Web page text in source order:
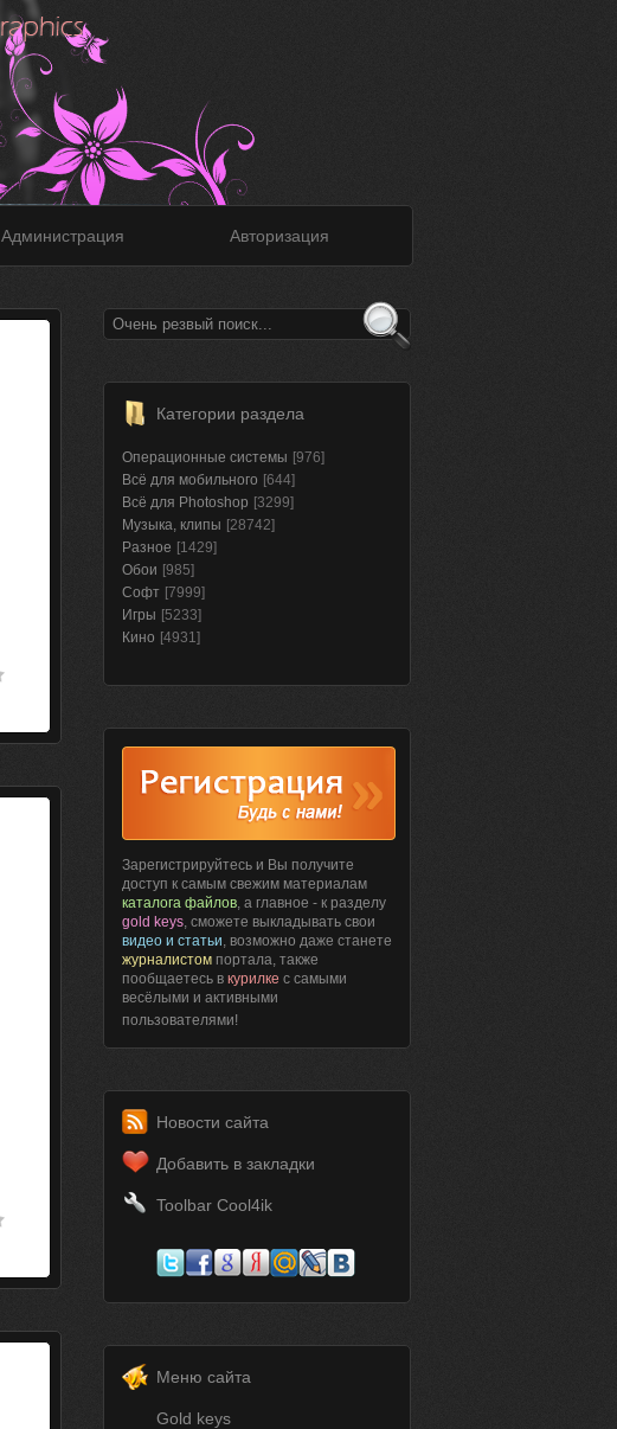
Администрация Авторизация
Категории раздела
Операционные системы [976]
Всё для мобильного [644]
Всё для Photoshop [3299]
Музыка, клипы [28742]
Разное [1429]
Обои [985]
Софт [7999]
Игры [5233]
Кино [4931]
Зарегистрируйтесь и Вы получите
доступ к самым свежим материалам
каталога файлов, а главное - к разделу
gold keys, сможете выкладывать свои
видео и статьи, возможно даже станете
журналистом портала, также
пообщаетесь в курилке с самыми
весёлыми и активными
пользователями!
Новости сайта
Добавить в закладки
Toolbar Cool4ik
Меню сайта
Gold keys